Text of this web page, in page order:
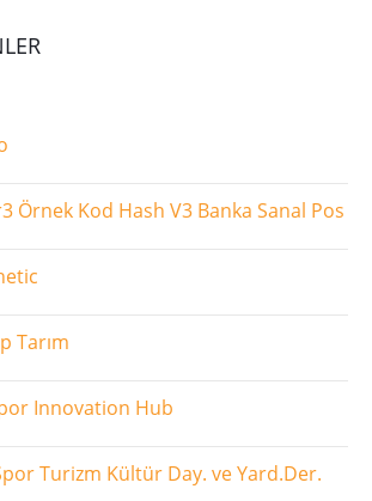
Örnek Kod Hash V3 Banka Sanal Pos
Tarım
Innovation Hub
Turizm Kültür Day. ve Yard.Der.